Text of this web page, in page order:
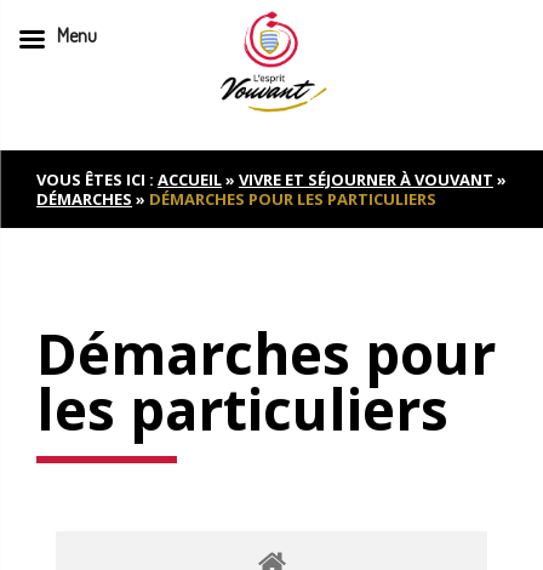
to
contentVOUS ÊTES ICI : ACCUEIL» VIVRE ET SÉJOURNER À VOUVANT »
DÉMARCHES » DÉMARCHES POUR LES PARTICULIERS
Démarches pour
les particuliers
Menu